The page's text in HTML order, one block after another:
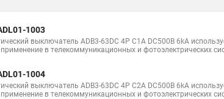
1003
выключатель ADB3-63DC 4P C1A DC500В 6kA
в телекоммуникационных и фотоэлектрических
1004
выключатель ADB3-63DC 4P C2A DC500В 6kA
в телекоммуникационных и фотоэлектрических